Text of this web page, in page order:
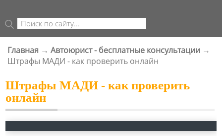
ФОРМА ПОИСКА
Поиск
ВЫ ЗДЕСЬ
Главная → Автоюрист - бесплатные консультации →
Штрафы МАДИ - как проверить онлайн
Штрафы МАДИ - как проверить
онлайн